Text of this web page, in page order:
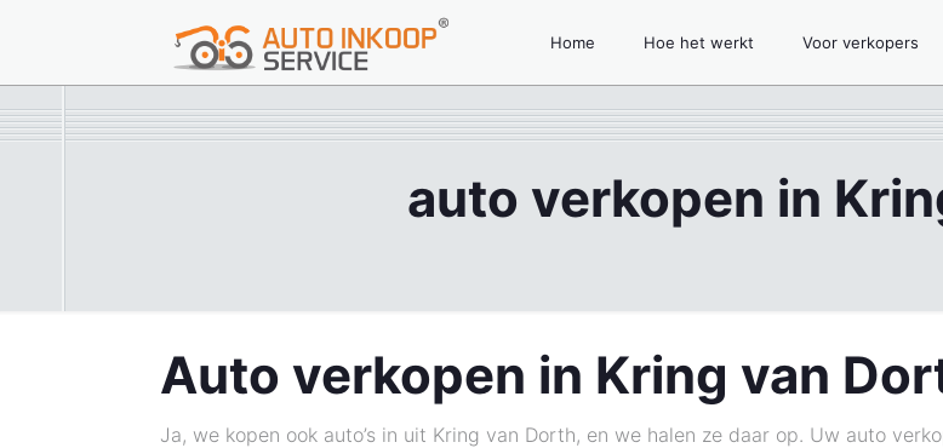
Home Hoe het werkt Voor verkopers
auto verkopen in
Auto verkopen in Kring van
Ja, we kopen ook auto’s in uit Kring van Dorth, en we halen ze daar op. Uw auto